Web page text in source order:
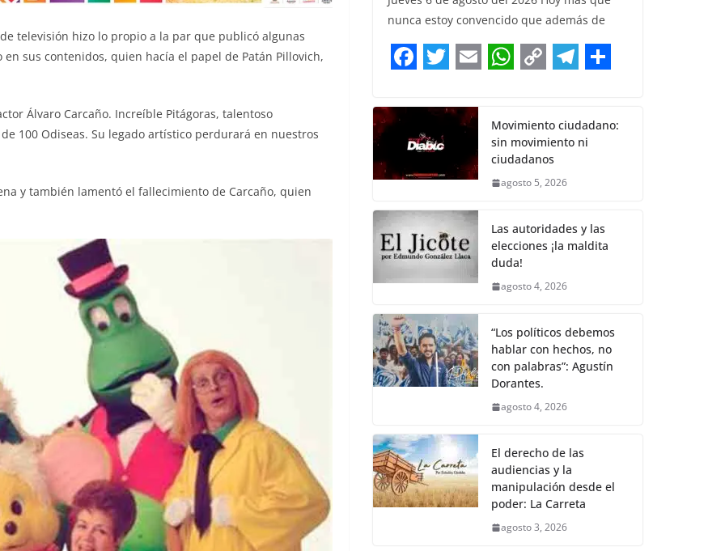
de televisión hizo lo propio a la par que publicó algunas
sus contenidos, quien hacía el papel de Patán Pillovich,
Álvaro Carcaño. Increíble Pitágoras, talentoso
100 Odiseas. Su legado artístico perdurará en nuestros
y también lamentó el fallecimiento de Carcaño, quien
c
e
b
o
o
i
t
t
e
r
a
i
l
a
t
s
p
p
p
y
L
n
k
l
e
g
a
m
a
r
e
nunca estoy convencido que además de
a
c
b
o
o
k
w
i
t
t
e
r
m
a
i
l
a
t
s
p
p
p
y
L
n
k
l
e
g
a
m
a
Movimiento ciudadano:
sin movimiento ni
ciudadanos
agosto 5, 2026
Las autoridades y las
elecciones ¡la maldita
duda!
agosto 4, 2026
“Los políticos debemos
hablar con hechos, no
con palabras”: Agustín
Dorantes.
agosto 4, 2026
El derecho de las
audiencias y la
manipulación desde el
poder: La Carreta
agosto 3, 2026